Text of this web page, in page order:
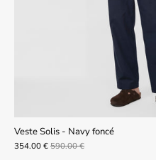
Veste Solis - Navy foncé
354.00 € 590.00 €